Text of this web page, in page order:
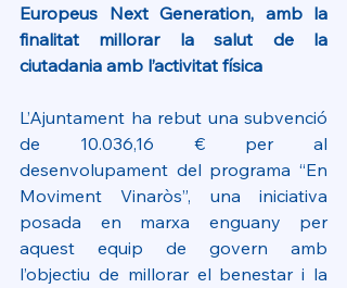
Europeus Next Generation, amb la
finalitat millorar la salut de la
ciutadania amb l’activitat física
L’Ajuntament ha rebut una subvenció
de 10.036,16 € per al
desenvolupament del programa “En
Moviment Vinaròs”, una iniciativa
posada en marxa enguany per
aquest equip de govern amb
l’objectiu de millorar el benestar i la